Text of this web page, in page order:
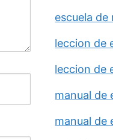
escuela de
leccion de
leccion de
manual de
manual de